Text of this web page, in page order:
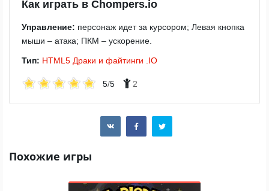
Как играть в Chompers.io
Управление: персонаж идет за курсором; Левая кнопка
мыши – атака; ПКМ – ускорение.
Тип: HTML5 Драки и файтинги .IO
5/5 2
Похожие игры